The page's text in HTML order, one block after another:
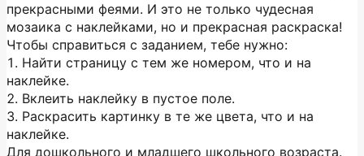
прекрасными феями. И это не только чудесная
мозаика с наклейками, но и прекрасная раскраска!
Чтобы справиться с заданием, тебе нужно:
1. Найти страницу с тем же номером, что и на
наклейке.
2. Вклеить наклейку в пустое поле.
3. Раскрасить картинку в те же цвета, что и на
наклейке.
Для дошкольного и младшего школьного возраста.